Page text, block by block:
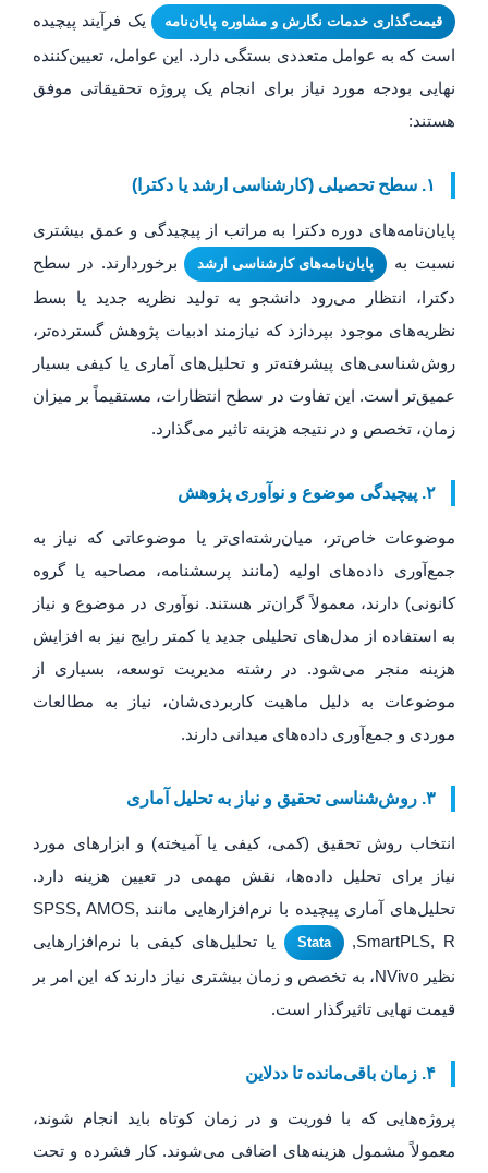
قیمت‌گذاری خدمات نگارش و مشاوره پایان‌نامه
یک فرآیند پیچیده
است که به عوامل متعددی بستگی دارد. این عوامل، تعیین‌کننده
نهایی بودجه مورد نیاز برای انجام یک پروژه تحقیقاتی موفق
هستند:
۱. سطح تحصیلی (کارشناسی ارشد یا دکترا)
پایان‌نامه‌های دوره دکترا به مراتب از پیچیدگی و عمق بیشتری
نسبت به
پایان‌نامه‌های کارشناسی ارشد
برخوردارند. در سطح
دکترا، انتظار می‌رود دانشجو به تولید نظریه جدید یا بسط
نظریه‌های موجود بپردازد که نیازمند ادبیات پژوهش گسترده‌تر،
روش‌شناسی‌های پیشرفته‌تر و تحلیل‌های آماری یا کیفی بسیار
عمیق‌تر است. این تفاوت در سطح انتظارات، مستقیماً بر میزان
زمان، تخصص و در نتیجه هزینه تاثیر می‌گذارد.
۲. پیچیدگی موضوع و نوآوری پژوهش
موضوعات خاص‌تر، میان‌رشته‌ای‌تر یا موضوعاتی که نیاز به
جمع‌آوری داده‌های اولیه (مانند پرسشنامه، مصاحبه یا گروه
کانونی) دارند، معمولاً گران‌تر هستند. نوآوری در موضوع و نیاز
به استفاده از مدل‌های تحلیلی جدید یا کمتر رایج نیز به افزایش
هزینه منجر می‌شود. در رشته مدیریت توسعه، بسیاری از
موضوعات به دلیل ماهیت کاربردی‌شان، نیاز به مطالعات
موردی و جمع‌آوری داده‌های میدانی دارند.
۳. روش‌شناسی تحقیق و نیاز به تحلیل آماری
انتخاب روش تحقیق (کمی، کیفی یا آمیخته) و ابزارهای مورد
نیاز برای تحلیل داده‌ها، نقش مهمی در تعیین هزینه دارد.
تحلیل‌های آماری پیچیده با نرم‌افزارهایی مانند SPSS, AMOS,
SmartPLS, R,
Stata
یا تحلیل‌های کیفی با نرم‌افزارهایی
نظیر NVivo، به تخصص و زمان بیشتری نیاز دارند که این امر بر
قیمت نهایی تاثیرگذار است.
۴. زمان باقی‌مانده تا ددلاین
پروژه‌هایی که با فوریت و در زمان کوتاه باید انجام شوند،
معمولاً مشمول هزینه‌های اضافی می‌شوند. کار فشرده و تحت